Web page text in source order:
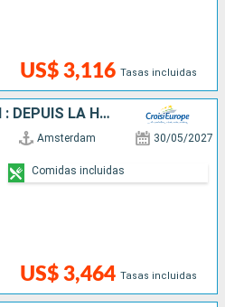
US$ 3,116 Tasas incluidas
D'AMSTERDAM À BERLIN : DEPUIS LA HOLLANDE ET SES CANAUX VERS LA CAPITALE ALLEMANDE
Amsterdam 30/05/2027
US$ 3,464 Tasas incluidas
Comidas incluidas